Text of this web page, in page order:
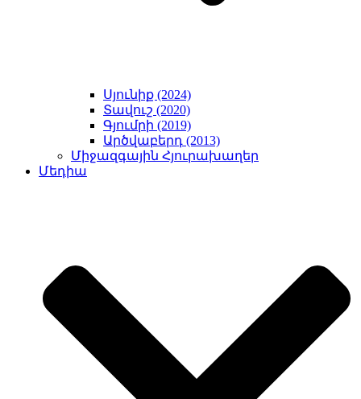
Սյունիք (2024)
Տավուշ (2020)
Գյումրի (2019)
Արծվաբերդ (2013)
Միջազգային Հյուրախաղեր
Մեդիա